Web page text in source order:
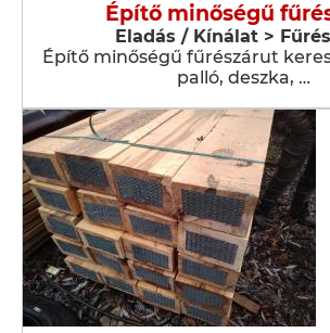
Építő minőségű
Eladás / Kínálat >
Építő minőségű fűrészárut
palló, deszka, …